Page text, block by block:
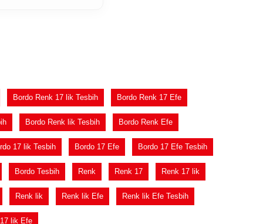
Bordo Renk 17 lik Tesbih Bordo Renk 17 Efe
Bordo Renk lik Tesbih Bordo Renk Efe
17 lik Tesbih Bordo 17 Efe Bordo 17 Efe Tesbih
Bordo Tesbih Renk Renk 17 Renk 17 lik
Renk lik Renk lik Efe Renk lik Efe Tesbih
17 lik Efe